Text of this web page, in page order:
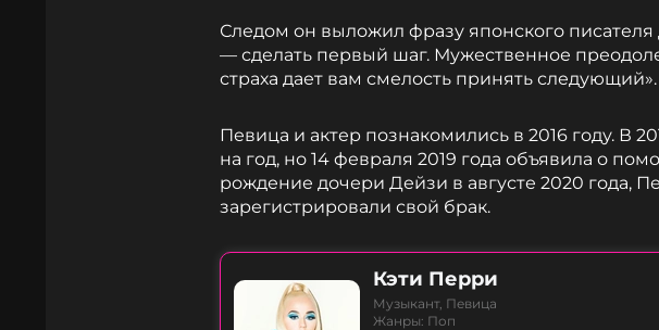
Следом он выложил фразу японского писателя
— сделать первый шаг. Мужественное
страха дает вам смелость принять следующий».
Певица и актер познакомились в 2016 году. В
на год, но 14 февраля 2019 года объявила о
рождение дочери Дейзи в августе 2020 года,
зарегистрировали свой брак.
Кэти Перри
Музыкант, Певица
Жанры: Поп